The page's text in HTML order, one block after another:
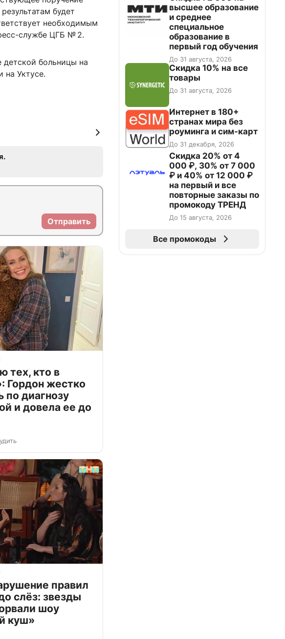
будет
необходимым
службе ЦГБ № 2.
детской больницы на
на Уктусе.
Отправить
тех, кто в
Гордон жестко
по диагнозу
и довела ее до
правил
слёз: звезды
шоу
куш»
высшее образование
и среднее
специальное
образование в
первый год обучения
До 31 августа, 2026
Скидка 10% на все
товары
До 31 августа, 2026
Интернет в 180+
странах мира без
роуминга и сим-карт
До 31 декабря, 2026
Скидка 20% от 4
000 ₽, 30% от 7 000
₽ и 40% от 12 000 ₽
на первый и все
повторные заказы по
промокоду ТРЕНД
До 15 августа, 2026
Все промокоды